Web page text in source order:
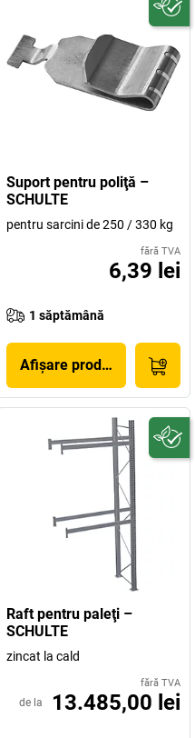
Suport pentru poliţă –
SCHULTE
pentru sarcini de 250 / 330 kg
fără TVA
6,39 lei
1 săptămână
Afișare produs
Raft pentru paleţi –
SCHULTE
zincat la cald
fără TVA
de la 13.485,00 lei